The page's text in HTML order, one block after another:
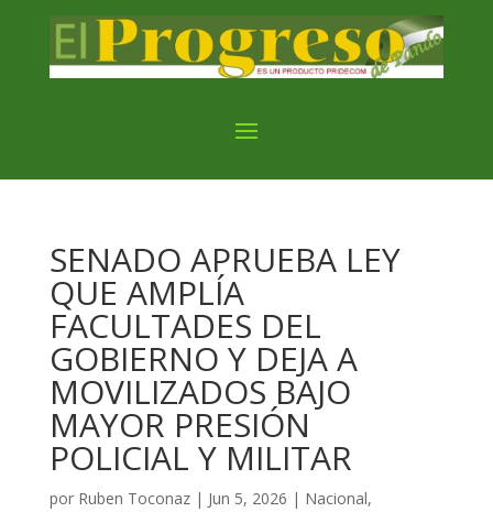
SENADO APRUEBA LEY
QUE AMPLÍA
FACULTADES DEL
GOBIERNO Y DEJA A
MOVILIZADOS BAJO
MAYOR PRESIÓN
POLICIAL Y MILITAR
por Ruben Toconaz| Jun 5, 2026 | Nacional,